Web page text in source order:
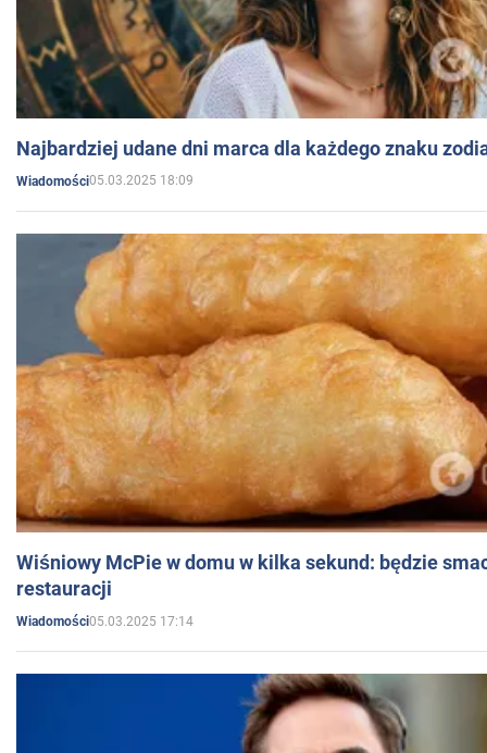
Najbardziej udane dni marca dla każdego znaku
Wiadomości05.03.2025 18:09
Wiśniowy McPie w domu w kilka sekund: będzie
restauracji
Wiadomości05.03.2025 17:14